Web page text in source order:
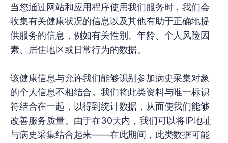
当您通过网站和应用程序使用我们服务时，我们会
收集有关健康状况的信息以及其他有助于正确地提
供服务的信息，例如有关性别、年龄、个人风险因
素、居住地区或日常行为的数据。
该健康信息与允许我们能够识别参加病史采集对象
的个人信息不相结合。我们将此类资料与唯一标识
符结合在一起，以得到统计数据，从而使我们能够
改善服务质量。由于在30天内，我们可以将IP地址
与病史采集结合起来——在此期间，此类数据可能